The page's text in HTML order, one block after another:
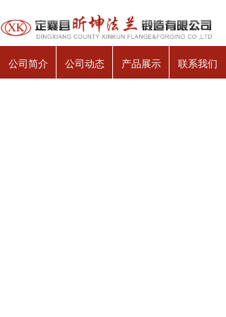
公司简介 公司动态 产品展示 联系我们